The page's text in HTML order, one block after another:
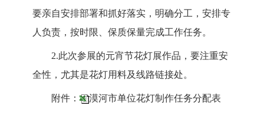
要亲自安排部署和抓好落实，明确分工，安排专
人负责，按时限、保质保量完成工作任务。
2.此次参展的元宵节花灯展作品，要注重安
全性，尤其是花灯用料及线路链接处。
附件： 漠河市单位花灯制作任务分配表